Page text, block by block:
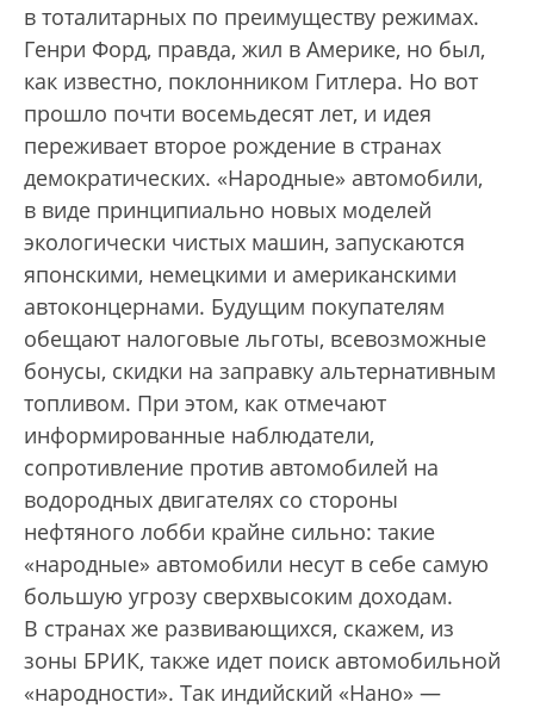
в тоталитарных по преимуществу режимах.
Генри Форд, правда, жил в Америке, но был,
как известно, поклонником Гитлера. Но вот
прошло почти восемьдесят лет, и идея
переживает второе рождение в странах
демократических. «Народные» автомобили,
в виде принципиально новых моделей
экологически чистых машин, запускаются
японскими, немецкими и американскими
автоконцернами. Будущим покупателям
обещают налоговые льготы, всевозможные
бонусы, скидки на заправку альтернативным
топливом. При этом, как отмечают
информированные наблюдатели,
сопротивление против автомобилей на
водородных двигателях со стороны
нефтяного лобби крайне сильно: такие
«народные» автомобили несут в себе самую
большую угрозу сверхвысоким доходам.
В странах же развивающихся, скажем, из
зоны БРИК, также идет поиск автомобильной
«народности». Так индийский «Нано» —